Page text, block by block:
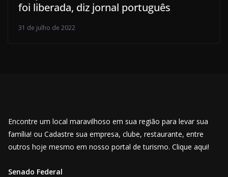
foi liberada, diz jornal português
31 de julho de 2022
Encontre um local maravilhoso em sua região para levar sua
família! ou Cadastre sua empresa, clube, restaurante, entre
outros hoje mesmo em nosso portal de turismo. Clique aqui!
Senado Federal